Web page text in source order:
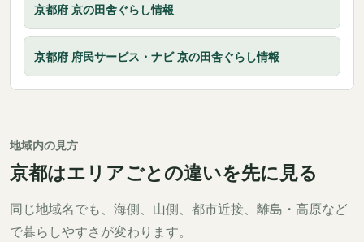
京都府 京の田舎ぐらし情報
京都府 府民サービス・ナビ 京の田舎ぐらし情報
地域内の見方
京都はエリアごとの違いを先に見る
同じ地域名でも、海側、山側、都市近接、離島・高原など
で暮らしやすさが変わります。